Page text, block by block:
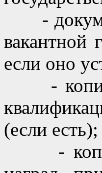
-
вакантной
если оно
- копии
(если есть);
- копии